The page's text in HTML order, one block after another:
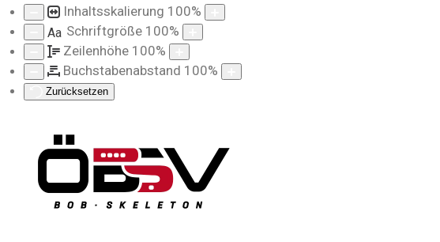
Inhaltsskalierung 100%
Aa Schriftgröße 100%
Zeilenhöhe 100%
Buchstabenabstand 100%
Zurücksetzen